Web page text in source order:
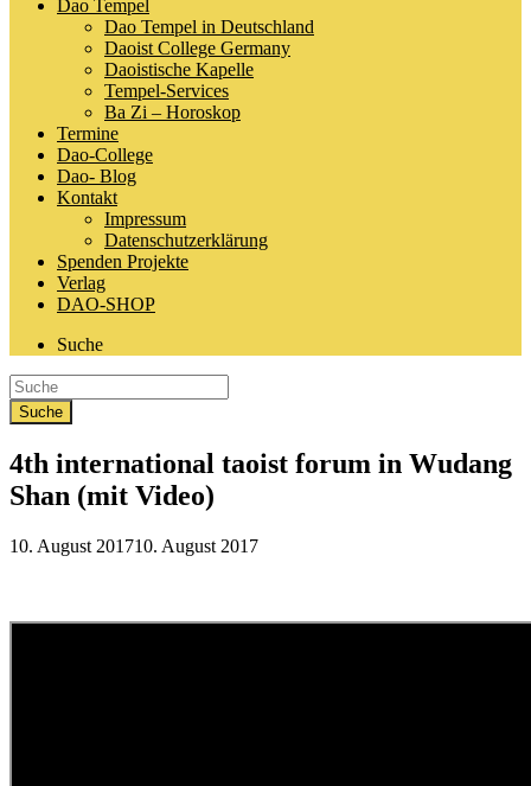
Dao Tempel
Dao Tempel in Deutschland
Daoist College Germany
Daoistische Kapelle
Tempel-Services
Ba Zi – Horoskop
Termine
Dao-College
Dao- Blog
Kontakt
Impressum
Datenschutzerklärung
Spenden Projekte
Verlag
DAO-SHOP
Suche
4th international taoist forum in Wudang
Shan (mit Video)
Veröffentlicht
10. August 201710. August 2017